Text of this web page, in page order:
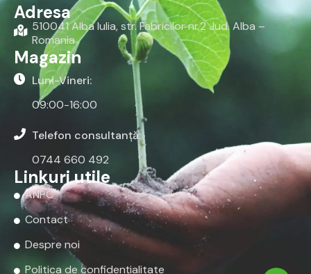
Adresa
510041 Alba Iulia, str. Fabricilor nr.2 Jud. Alba –
Romania
Magazin
Luni-Vineri:
09:00-16:00
Telefon consultanță:
0744 660 492
Linkuri utile
ANPC
Contact
Despre noi
Politica de confidențialitate